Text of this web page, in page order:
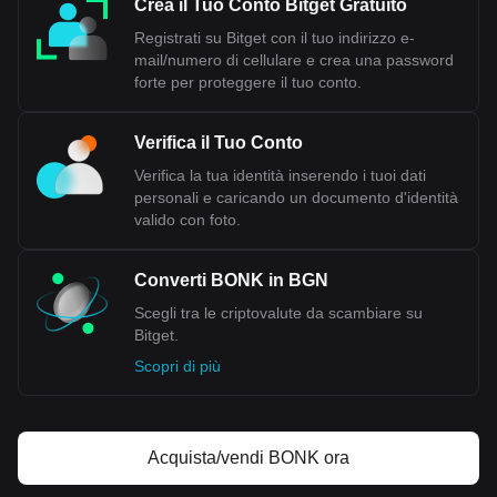
criptovaluta per BGN.
Crea il Tuo Conto Bitget Gratuito
Registrati su Bitget con il tuo indirizzo e-
mail/numero di cellulare e crea una password
forte per proteggere il tuo conto.
Verifica il Tuo Conto
Verifica la tua identità inserendo i tuoi dati
personali e caricando un documento d'identità
valido con foto.
Converti BONK in BGN
Scegli tra le criptovalute da scambiare su
Bitget.
Scopri di più
Acquista/vendi BONK ora